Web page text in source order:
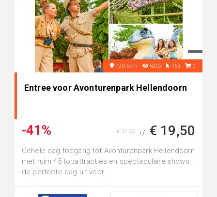
+20.0km 5202 163 0
Entree voor Avonturenpark Hellendoorn
-41% +/- € 19,50
€ 32,95
Gehele dag toegang tot Avonturenpark Hellendoorn
met ruim 45 topattracties en spectaculaire shows:
de perfecte dag uit voor...